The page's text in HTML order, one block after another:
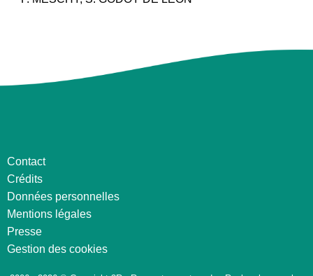
Contact
Crédits
Données personnelles
Mentions légales
Presse
Gestion des cookies